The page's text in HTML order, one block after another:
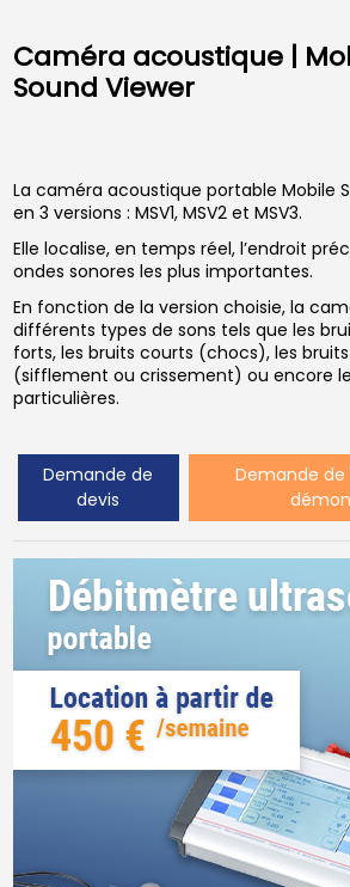
Caméra acoustique |
Sound Viewer
La caméra acoustique portable Mobile
en 3 versions : MSV1, MSV2 et MSV3.
Elle localise, en temps réel, l’endroit
ondes sonores les plus importantes.
En fonction de la version choisie, la
différents types de sons tels que les
forts, les bruits courts (chocs), les
(sifflement ou crissement) ou encore
particulières.
Demande de
devis
Demande